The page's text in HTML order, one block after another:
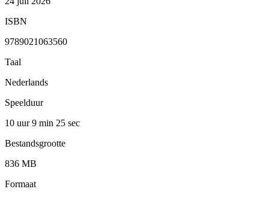
ISBN
9789021063560
Taal
Nederlands
Speelduur
10 uur 9 min 25 sec
Bestandsgrootte
836 MB
Formaat